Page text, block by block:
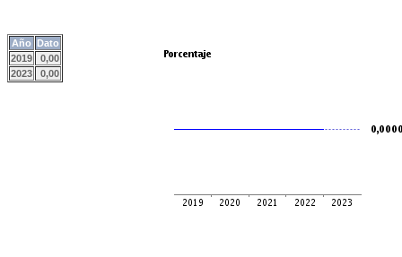
Año Dato
2019
0,00
2023
0,00